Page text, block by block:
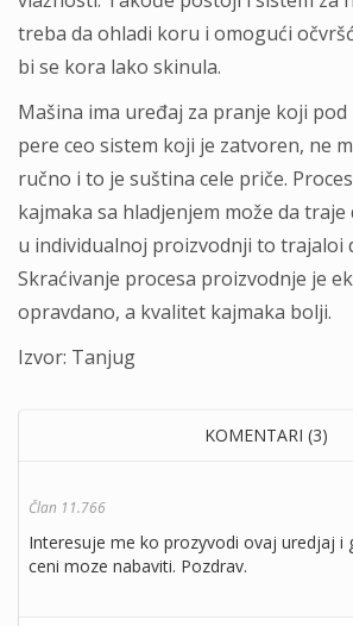
treba da ohladi koru i omogući
bi se kora lako skinula.
Mašina ima uređaj za pranje koji
pere ceo sistem koji je zatvoren, ne
ručno i to je suština cele priče.
kajmaka sa hladjenjem može da traje
u individualnoj proizvodnji to trajaloi
Skraćivanje procesa proizvodnje je
opravdano, a kvalitet kajmaka bolji.
Izvor: Tanjug
KOMENTARI (3)
Član 11.766
Interesuje me ko prozyvodi ovaj uredjaj i
ceni moze nabaviti. Pozdrav.